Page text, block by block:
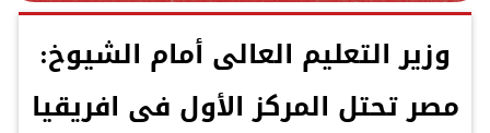
وزير التعليم العالى أمام الشيوخ:
مصر تحتل المركز الأول فى افريقيا